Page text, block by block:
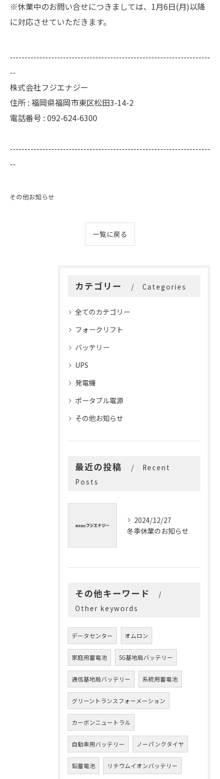
※休業中のお問い合せにつきましては、1月6日(月)以降
に対応させていただきます。
--------------------------------------------------------------------
--
株式会社フジエナジー
住所 : 福岡県福岡市東区松田3-14-2
電話番号 : 092-624-6300
--------------------------------------------------------------------
--
その他お知らせ
一覧に戻る
カテゴリー Categories
全てのカテゴリー
フォークリフト
バッテリー
UPS
発電機
ポータブル電源
その他お知らせ
最近の投稿
Recent
Posts
2024/12/27
冬季休業のお知らせ
その他キーワード
Other keywords
データセンター オムロン
家庭用蓄電池 5G基地局バッテリー
通信基地局バッテリー 系統用蓄電池
グリーントランスフォーメーション
カーボンニュートラル
自動車用バッテリー ノーパンクタイヤ
鉛蓄電池 リチウムイオンバッテリー